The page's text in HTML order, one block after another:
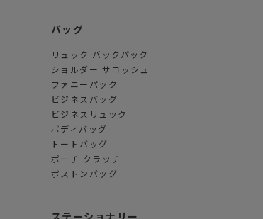
バッグ
リュック バックパック
ショルダー サコッシュ
ファニーパック
ビジネスバッグ
ビジネスリュック
ボディバッグ
トートバッグ
ポーチ クラッチ
ボストンバッグ
ステーショナリー